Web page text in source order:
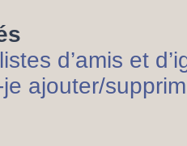
d’amis et
ajouter/